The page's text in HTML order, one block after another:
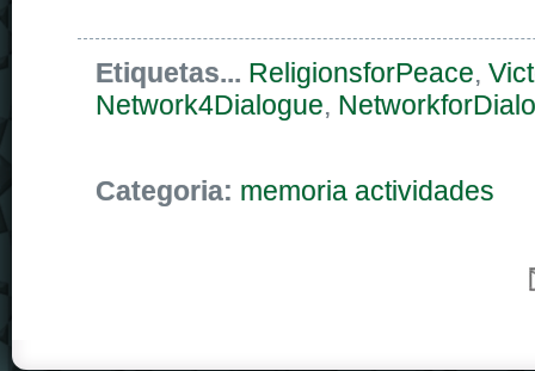
Etiquetas... ReligionsforPeace,
Network4Dialogue,
Categoria: memoria actividades